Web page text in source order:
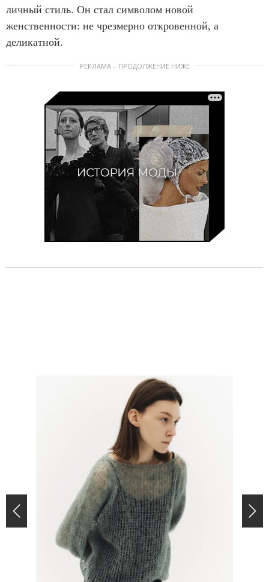
личный стиль. Он стал символом новой
женственности: не чрезмерно откровенной, а
деликатной.
РЕКЛАМА – ПРОДОЛЖЕНИЕ НИЖЕ